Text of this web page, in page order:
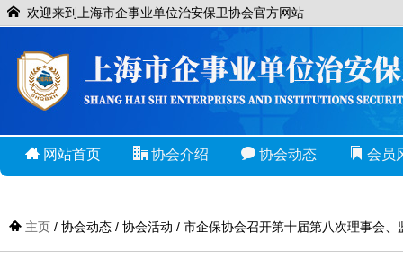
欢迎来到上海市企事业单位治安保卫协会官方网站
网站首页 协会介绍 协会动态 会员
主页 / 协会动态 / 协会活动 / 市企保协会召开第十届第八次理事会、